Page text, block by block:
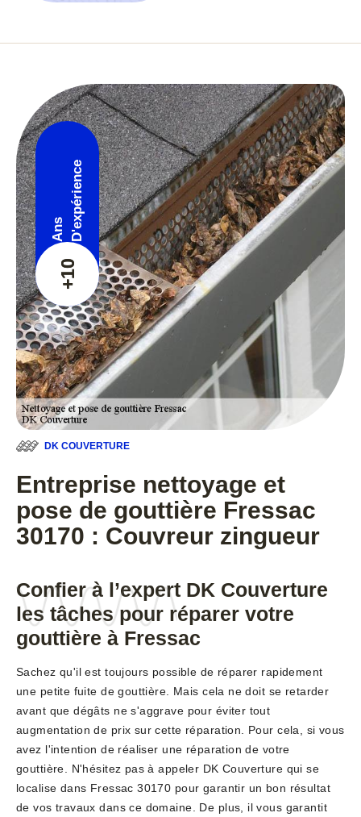
+10
Ans D'expérience
DK COUVERTURE
Entreprise nettoyage et
pose de gouttière Fressac
30170 : Couvreur zingueur
Confier à l’expert DK Couverture
les tâches pour réparer votre
gouttière à Fressac
Sachez qu'il est toujours possible de réparer rapidement
une petite fuite de gouttière. Mais cela ne doit se retarder
avant que dégâts ne s'aggrave pour éviter tout
augmentation de prix sur cette réparation. Pour cela, si vous
avez l'intention de réaliser une réparation de votre
gouttière. N'hésitez pas à appeler DK Couverture qui se
localise dans Fressac 30170 pour garantir un bon résultat
de vos travaux dans ce domaine. De plus, il vous garantit